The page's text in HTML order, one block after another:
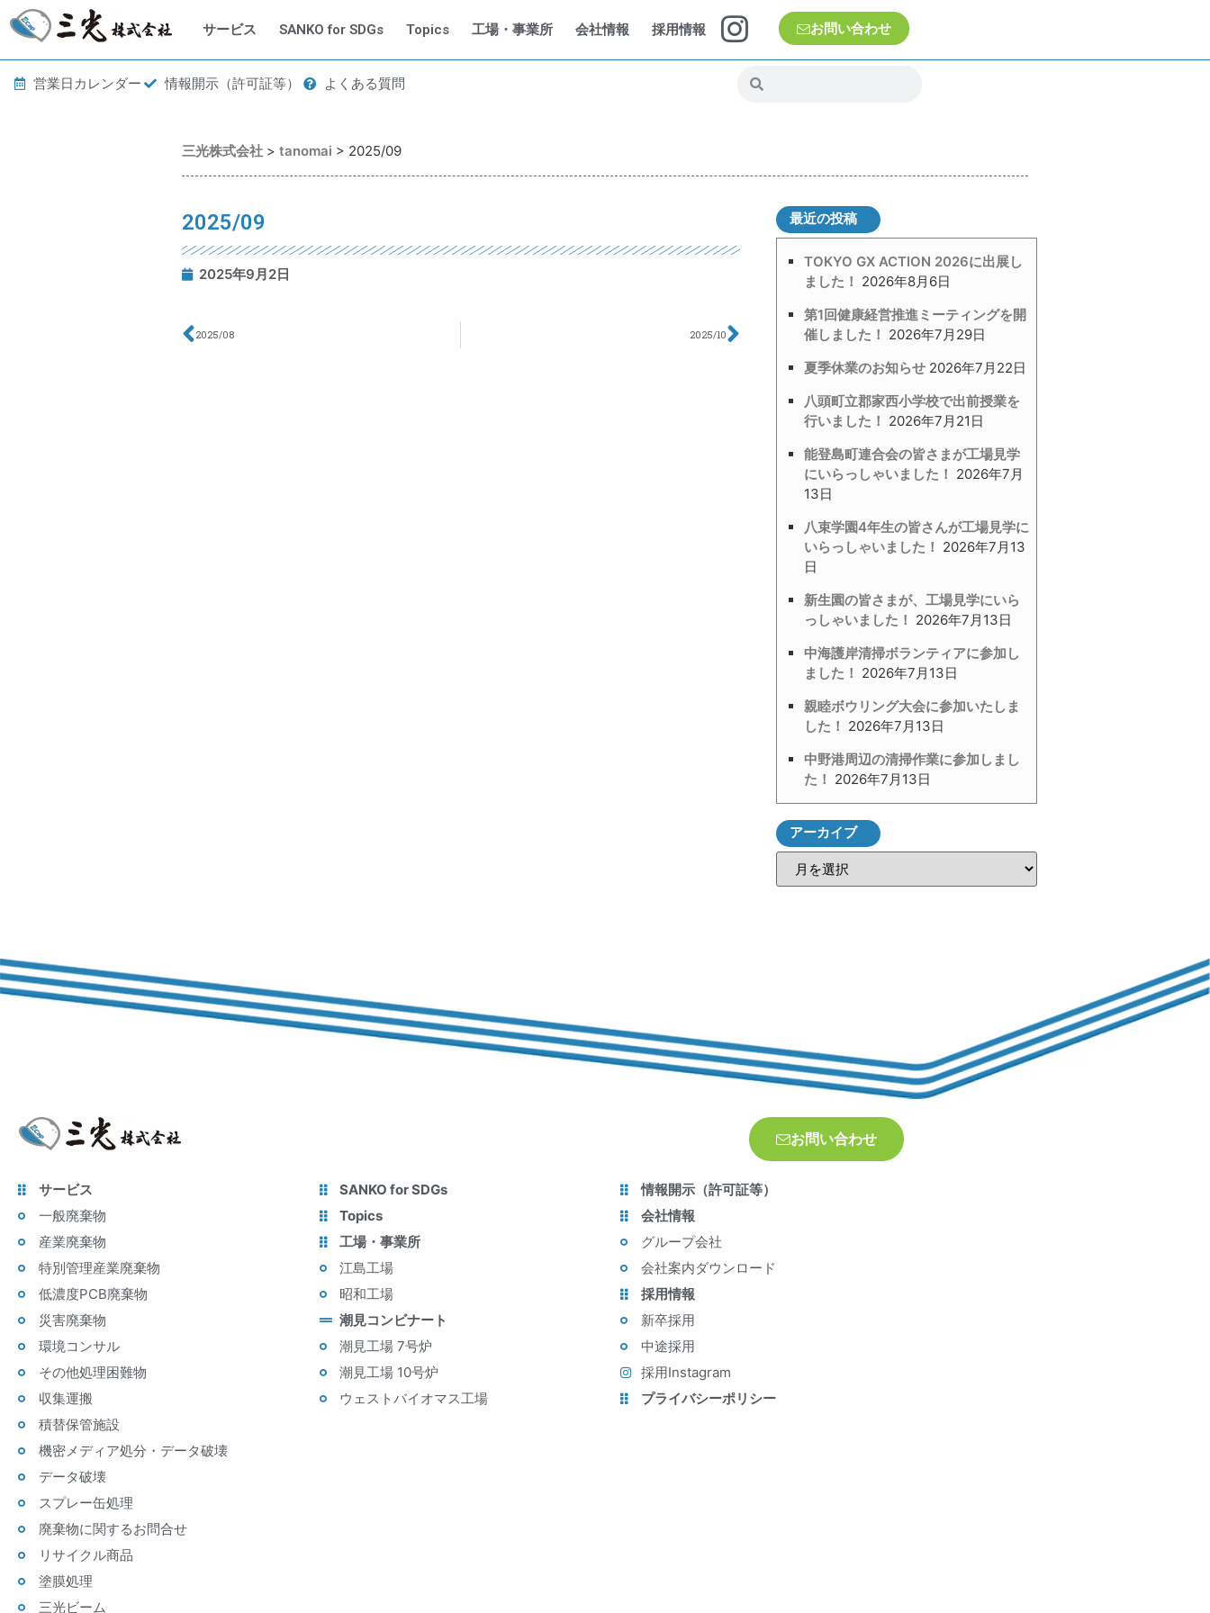
サービス SANKO for SDGs Topics 工場・事業所 会社情報 採用情報 お問い合わせ
営業日カレンダー 情報開示（許可証等） よくある質問
三光株式会社 > tanomai > 2025/09
2025/09
2025年9月2日
2025/08 2025/10
最近の投稿
TOKYO GX ACTION 2026に出展し
ました！ 2026年8月6日
第1回健康経営推進ミーティングを開
催しました！ 2026年7月29日
夏季休業のお知らせ 2026年7月22日
八頭町立郡家西小学校で出前授業を
行いました！ 2026年7月21日
能登島町連合会の皆さまが工場見学
にいらっしゃいました！ 2026年7月
13日
八束学園4年生の皆さんが工場見学に
いらっしゃいました！ 2026年7月13
日
新生園の皆さまが、工場見学にいら
っしゃいました！ 2026年7月13日
中海護岸清掃ボランティアに参加し
ました！ 2026年7月13日
親睦ボウリング大会に参加いたしま
した！ 2026年7月13日
中野港周辺の清掃作業に参加しまし
た！ 2026年7月13日
アーカイブ
お問い合わせ
サービス
一般廃棄物
産業廃棄物
特別管理産業廃棄物
低濃度PCB廃棄物
災害廃棄物
環境コンサル
その他処理困難物
収集運搬
積替保管施設
機密メディア処分・データ破壊
データ破壊
スプレー缶処理
廃棄物に関するお問合せ
リサイクル商品
塗膜処理
三光ビーム
SANKO for SDGs
Topics
工場・事業所
江島工場
昭和工場
潮見コンビナート
潮見工場 7号炉
潮見工場 10号炉
ウェストバイオマス工場
情報開示（許可証等）
会社情報
グループ会社
会社案内ダウンロード
採用情報
新卒採用
中途採用
採用Instagram
プライバシーポリシー